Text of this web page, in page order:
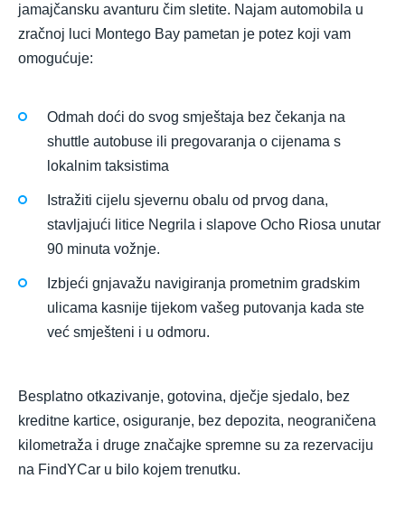
jamajčansku avanturu čim sletite. Najam automobila u
zračnoj luci Montego Bay pametan je potez koji vam
omogućuje:
Odmah doći do svog smještaja bez čekanja na
shuttle autobuse ili pregovaranja o cijenama s
lokalnim taksistima
Istražiti cijelu sjevernu obalu od prvog dana,
stavljajući litice Negrila i slapove Ocho Riosa unutar
90 minuta vožnje.
Izbjeći gnjavažu navigiranja prometnim gradskim
ulicama kasnije tijekom vašeg putovanja kada ste
već smješteni i u odmoru.
Besplatno otkazivanje, gotovina, dječje sjedalo, bez
kreditne kartice, osiguranje, bez depozita, neograničena
kilometraža i druge značajke spremne su za rezervaciju
na FindYCar u bilo kojem trenutku.